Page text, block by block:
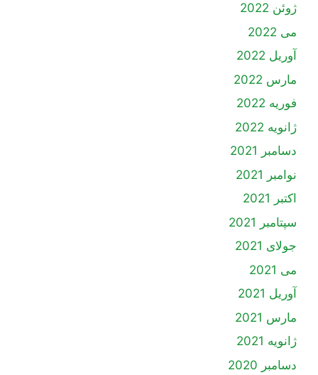
ژوئن 2022
می 2022
آوریل 2022
مارس 2022
فوریه 2022
ژانویه 2022
دسامبر 2021
نوامبر 2021
اکتبر 2021
سپتامبر 2021
جولای 2021
می 2021
آوریل 2021
مارس 2021
ژانویه 2021
دسامبر 2020